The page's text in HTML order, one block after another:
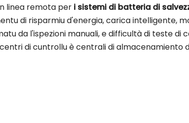
linea remota per i sistemi di batteria di
di risparmiu d'energia, carica intelligente,
da l'ispezioni manuali, e difficultà di teste
di cuntrollu è centrali di almacenamiento